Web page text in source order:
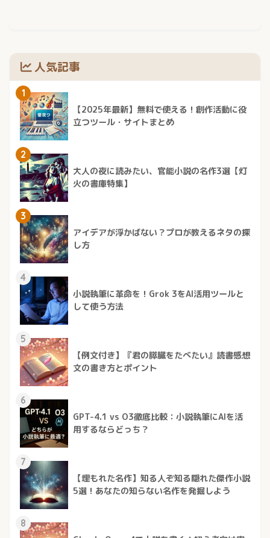
人気記事
1
【2025年最新】無料で使える！創作活動に役
立つツール・サイトまとめ
2
大人の夜に読みたい、官能小説の名作3選【灯
火の書庫特集】
3
アイデアが浮かばない？プロが教えるネタの探
し方
4
小説執筆に革命を！Grok 3をAI活用ツールと
して使う方法
5
【例文付き】『君の膵臓をたべたい』読書感想
文の書き方とポイント
6
GPT-4.1 vs O3徹底比較：小説執筆にAIを活
用するならどっち？
7
【埋もれた名作】知る人ぞ知る隠れた傑作小説
5選！あなたの知らない名作を発掘しよう
8